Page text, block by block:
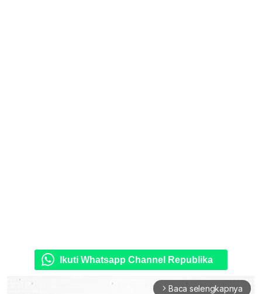
Ikuti Whatsapp Channel Republika
arrow_forward_ios Baca selengkapnya